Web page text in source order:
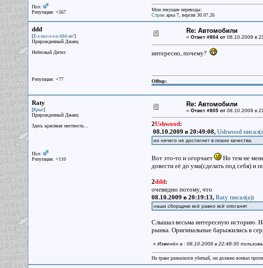
Пол:
Репутация: +567
Мои текущие переводы:
Страж арка 7, версия 30.07.26
ddd
[Х-х-хол-л-л-о-ддд-но!]
Прирожденный Джаец
Небесный Дятел
Репутация: +77
Re: Автомобили
« Ответ #804 от 08.10.2009 в
интересно, почему?
Offtop:
Raty
[Крыс]
Прирожденный Джаец
Здесь красивая местность...
Пол:
Репутация: +110
Re: Автомобили
« Ответ #805 от 08.10.2009 в
2Ushwood:
08.10.2009 в 20:49:08, Ushwood
но ничего не достигнет в плане качества.
Вот это-то и огорчает
Но тем не
довести её до ума(сделать под себя) и
2ddd:
очевидно потому, что
08.10.2009 в 20:19:13, Raty писал(a):
наши сборщики всё равно всё опоганят
Слышал весьма интересную историю.
рынка. Оригинальные барыжились в
« Изменён в : 08.10.2009 в 22:48:30
На траве развалился убитый, он должно воевал